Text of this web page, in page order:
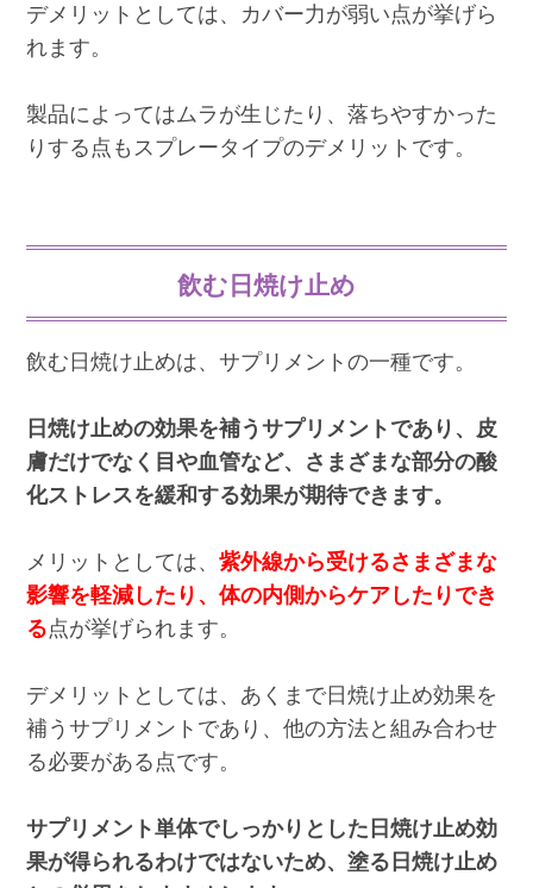
デメリットとしては、カバー力が弱い点が挙げら
れます。
製品によってはムラが生じたり、落ちやすかった
りする点もスプレータイプのデメリットです。
飲む日焼け止め
飲む日焼け止めは、サプリメントの一種です。
日焼け止めの効果を補うサプリメントであり、皮
膚だけでなく目や血管など、さまざまな部分の酸
化ストレスを緩和する効果が期待できます。
メリットとしては、 紫外線から受けるさまざまな
影響を軽減したり、体の内側からケアしたりでき
る点が挙げられます。
デメリットとしては、あくまで日焼け止め効果を
補うサプリメントであり、他の方法と組み合わせ
る必要がある点です。
サプリメント単体でしっかりとした日焼け止め効
果が得られるわけではないため、塗る日焼け止め